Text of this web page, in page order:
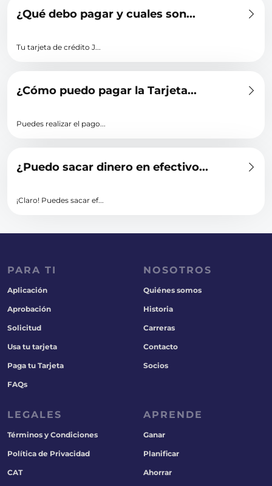
¿Qué debo pagar y cuales son...
Tu tarjeta de crédito J...
¿Cómo puedo pagar la Tarjeta...
Puedes realizar el pago...
¿Puedo sacar dinero en efectivo...
¡Claro! Puedes sacar ef...
PARA TI
Aplicación
Aprobación
Solicitud
Usa tu tarjeta
Paga tu Tarjeta
FAQs
NOSOTROS
Quiénes somos
Historia
Carreras
Contacto
Socios
LEGALES
Términos y Condiciones
Política de Privacidad
CAT
APRENDE
Ganar
Planificar
Ahorrar